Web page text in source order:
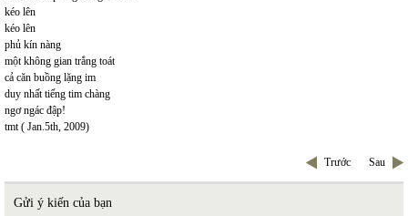
kéo lên
kéo lên
phủ kín nàng
một không gian trắng toát
cả căn buồng lặng im
duy nhất tiếng tim chàng
ngơ ngác đập!
tmt ( Jan.5th, 2009)
Trước Sau
Gửi ý kiến của bạn